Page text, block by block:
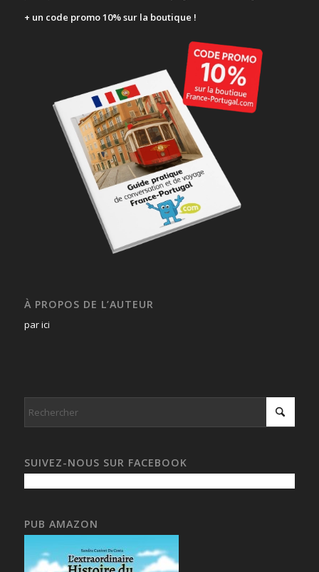
+ un code promo 10% sur la boutique !
À PROPOS DE L’AUTEUR
par ici
SUIVEZ-NOUS SUR FACEBOOK
PUB AMAZON